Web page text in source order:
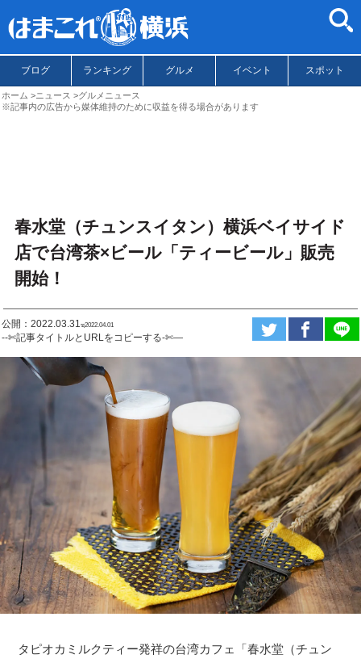
ブログ ランキング グルメ イベント スポット
ホーム ニュース
グルメニュース
※記事内の広告から媒体維持のために収益を得る場合があります
春水堂（チュンスイタン）横浜ベイサイド
店で台湾茶×ビール「ティービール」販売
開始！
公開：2022.03.31ಇ2022.04.01
--✄記事タイトルとURLをコピーする-✄—
タピオカミルクティー発祥の台湾カフェ「春水堂（チュン